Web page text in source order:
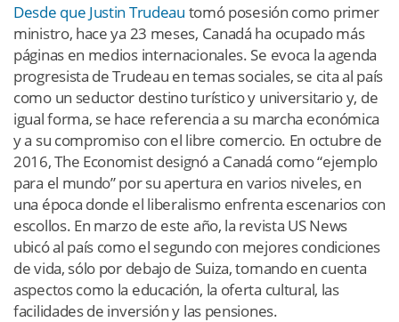
Desde que Justin Trudeau tomó posesión como primer
ministro, hace ya 23 meses, Canadá ha ocupado más
páginas en medios internacionales. Se evoca la agenda
progresista de Trudeau en temas sociales, se cita al país
como un seductor destino turístico y universitario y, de
igual forma, se hace referencia a su marcha económica
y a su compromiso con el libre comercio. En octubre de
2016, The Economist designó a Canadá como “ejemplo
para el mundo” por su apertura en varios niveles, en
una época donde el liberalismo enfrenta escenarios con
escollos. En marzo de este año, la revista US News
ubicó al país como el segundo con mejores condiciones
de vida, sólo por debajo de Suiza, tomando en cuenta
aspectos como la educación, la oferta cultural, las
facilidades de inversión y las pensiones.